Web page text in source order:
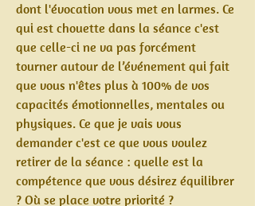
dont l'évocation vous met en larmes. Ce
qui est chouette dans la séance c'est
que celle-ci ne va pas forcément
tourner autour de l’événement qui fait
que vous n'êtes plus à 100% de vos
capacités émotionnelles, mentales ou
physiques. Ce que je vais vous
demander c'est ce que vous voulez
retirer de la séance : quelle est la
compétence que vous désirez équilibrer
? Où se place votre priorité ?